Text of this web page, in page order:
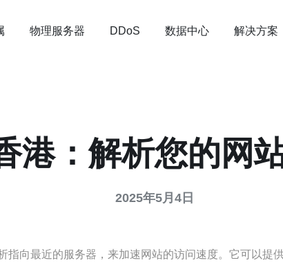
物理服务器 DDoS 数据中心 解决方案
港：解析您的网
2025年5月4日
向最近的服务器，来加速网站的访问速度。它可以提